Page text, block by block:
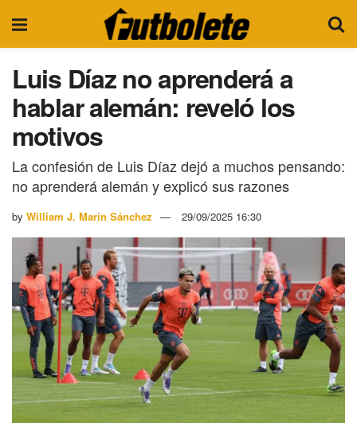
Luis Díaz no aprenderá a
hablar alemán: reveló los
motivos
La confesión de Luis Díaz dejó a muchos pensando:
no aprenderá alemán y explicó sus razones
by William J. Marín Sánchez 29/09/2025 16:30